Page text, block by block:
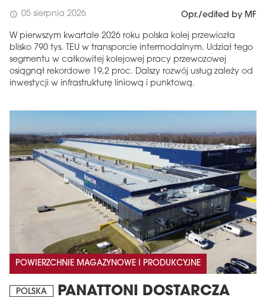
schedule 05 sierpnia 2026 Opr./edited by MF
W pierwszym kwartale 2026 roku polska kolej przewiozła
blisko 790 tys. TEU w transporcie intermodalnym. Udział tego
segmentu w całkowitej kolejowej pracy przewozowej
osiągnął rekordowe 19,2 proc. Dalszy rozwój usług zależy od
inwestycji w infrastrukturę liniową i punktową.
POWIERZCHNIE MAGAZYNOWE I PRODUKCYJNE
POLSKA
PANATTONI DOSTARCZA